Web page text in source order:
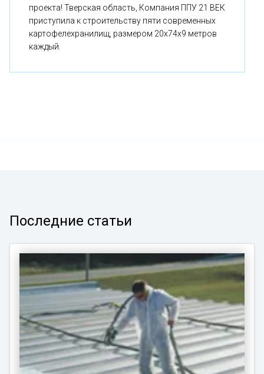
проекта! Тверская область, Компания ППУ 21 ВЕК
приступила к строительству пяти современных
картофелехранилищ, размером 20x74x9 метров
каждый.
Последние статьи